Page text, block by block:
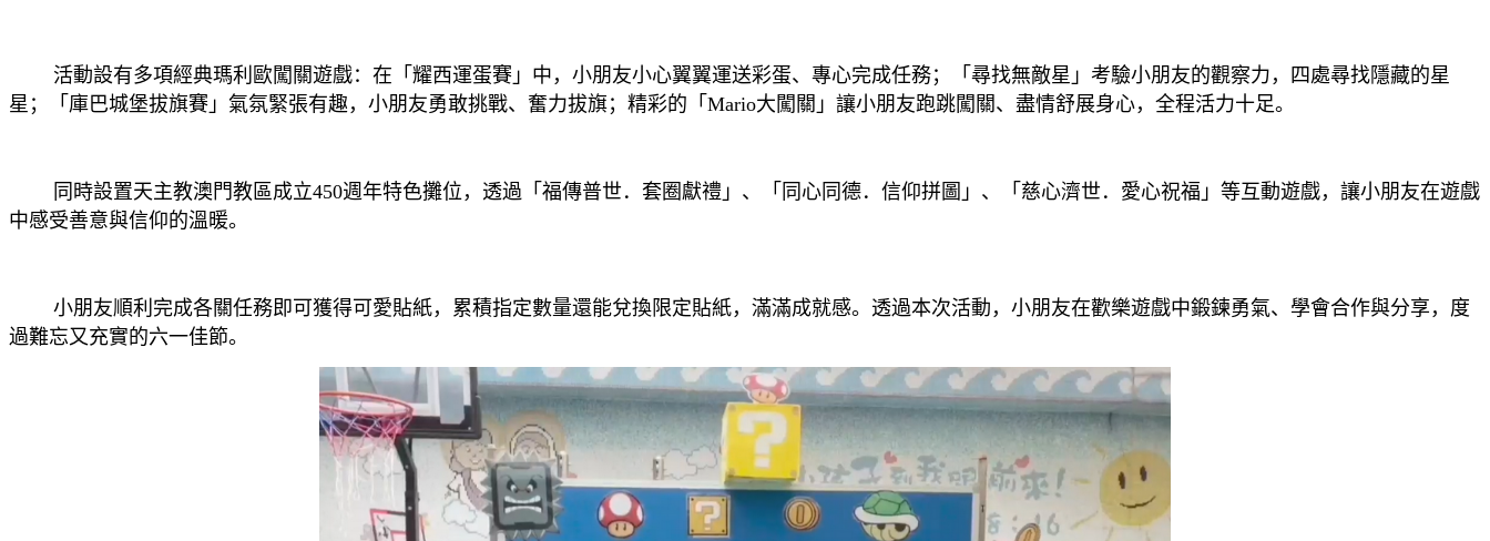
活動設有多項經典瑪利歐闖關遊戲：在「耀西運蛋賽」中，小朋友小心翼翼運送彩蛋、專心完成任務；「尋找無敵星」考驗小朋友的觀察力，四處尋找隱藏的星
星；「庫巴城堡拔旗賽」氣氛緊張有趣，小朋友勇敢挑戰、奮力拔旗；精彩的「Mario大闖關」讓小朋友跑跳闖關、盡情舒展身心，全程活力十足。
同時設置天主教澳門教區成立450週年特色攤位，透過「福傳普世．套圈獻禮」、「同心同德．信仰拼圖」、「慈心濟世．愛心祝福」等互動遊戲，讓小朋友在遊戲
中感受善意與信仰的溫暖。
小朋友順利完成各關任務即可獲得可愛貼紙，累積指定數量還能兌換限定貼紙，滿滿成就感。透過本次活動，小朋友在歡樂遊戲中鍛鍊勇氣、學會合作與分享，度
過難忘又充實的六一佳節。